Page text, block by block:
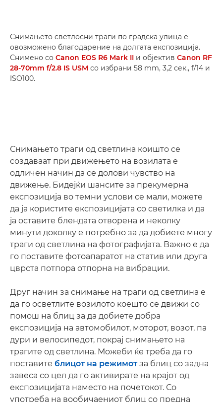
Снимањето светлосни траги по градска улица е
овозможено благодарение на долгата експозиција.
Снимено со Canon EOS R6 Mark II и објектив Canon RF
28-70mm f/2.8 IS USM со избрани 58 mm, 3,2 сек., f/14 и
ISO100.
Снимањето траги од светлина коишто се
создаваат при движењето на возилата е
одличен начин да се долови чувство на
движење. Бидејќи шансите за прекумерна
експозиција во темни услови се мали, можете
да ја користите експозицијата со светилка и да
ја оставите блендата отворена и неколку
минути доколку е потребно за да добиете многу
траги од светлина на фотографијата. Важно е да
го поставите фотоапаратот на статив или друга
цврста потпора отпорна на вибрации.
Друг начин за снимање на траги од светлина е
да го осветлите возилото коешто се движи со
помош на блиц за да добиете добра
експозиција на автомобилот, моторот, возот, па
дури и велосипедот, покрај снимањето на
трагите од светлина. Можеби ќе треба да го
поставите блицот на режимотза блиц со задна
завеса со цел да го активирате на крајот од
експозицијата наместо на почетокот. Со
употреба на вообичаениот блиц со предна